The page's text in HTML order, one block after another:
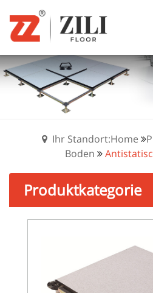
Ihr Standort:Home
Boden
Produktkategorie